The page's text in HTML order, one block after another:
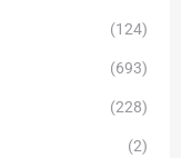
(124)
(693)
(228)
(2)